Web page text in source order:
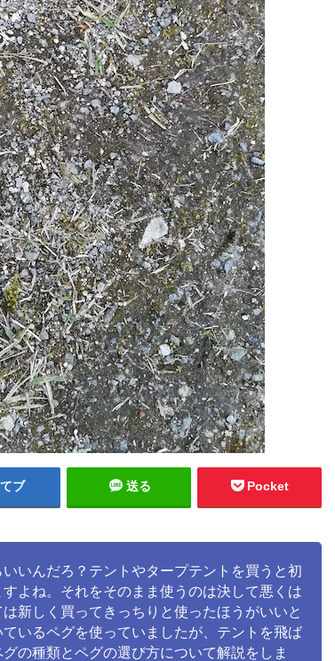
ブ 送る Pocket
いんだろ？テントやタープテントを買うと初
よね。それをそのまま使うのは決して悪くは
新しく買ってきっちりと使ったほうがいいと
いるペグを使っていましたが、テントを飛ば
の種類とペグの選び方について解説をしま